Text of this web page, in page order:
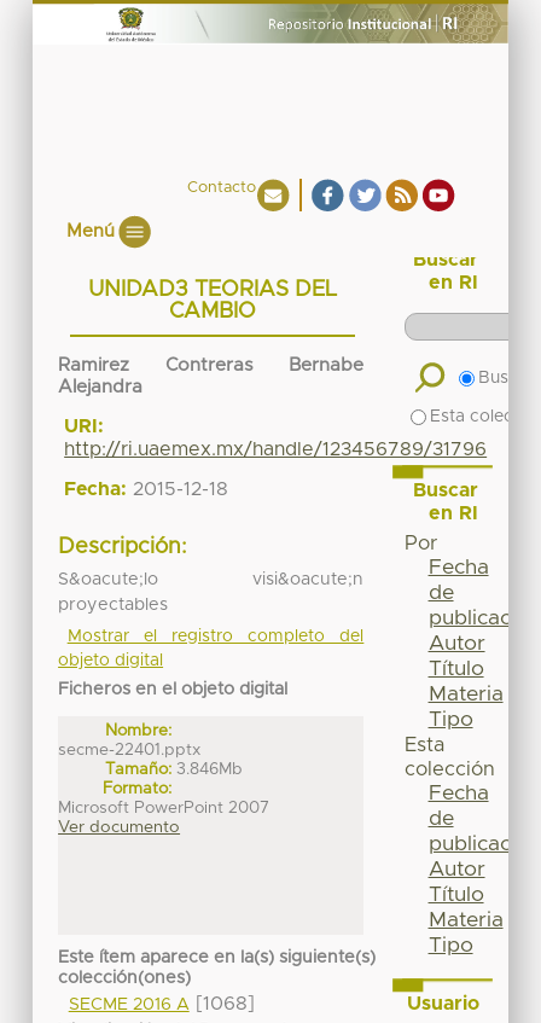
Contacto
Menú
UNIDAD3 TEORIAS DEL
CAMBIO
Ramirez Contreras Bernabe
Alejandra
URI:
http://ri.uaemex.mx/handle/123456789/31796
Fecha: 2015-12-18
Descripción:
S&oacute;lo visi&oacute;n
proyectables
Mostrar el registro completo del
objeto digital
Ficheros en el objeto digital
Nombre:
secme-22401.pptx
Tamaño: 3.846Mb
Formato:
Microsoft PowerPoint 2007
Ver documento
Este ítem aparece en la(s) siguiente(s)
colección(ones)
SECME 2016 A[1068]
Buscar
en RI
Buscar
Esta
Buscar
en RI
Por
Fecha
de
publicación
Autor
Título
Materia
Tipo
Esta
colección
Fecha
de
publicación
Autor
Título
Materia
Tipo
Usuario